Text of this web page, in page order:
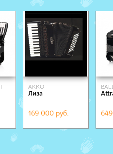
AKKO
Лиза
169 000 руб.